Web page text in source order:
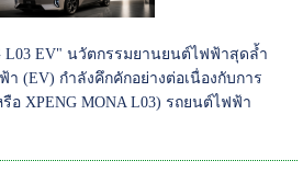
L03 EV" นวัตกรรมยานยนต์ไฟฟ้าสุดล้ำ
(EV) กำลังคึกคักอย่างต่อเนื่องกับการ
อ XPENG MONA L03) รถยนต์ไฟฟ้า